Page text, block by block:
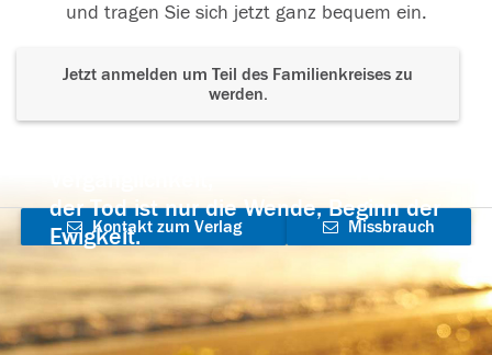
und tragen Sie sich jetzt ganz bequem ein.
Jetzt anmelden um Teil des Familienkreises zu
werden.
der Tod ist nur die Wende, Beginn der
Ewigkeit.
Kontakt zum Verlag
aufnehmen
Missbrauch